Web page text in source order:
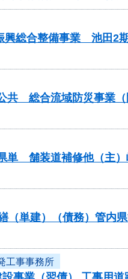
興総合整備事業 池田
共 総合流域防災事業
単 舗装道補修他（主
単建）（債務）管内
工事事務所